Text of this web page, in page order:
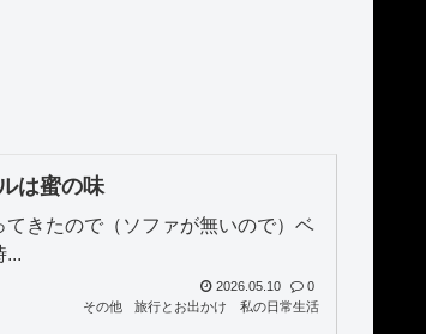
は蜜の味
きたので（ソファが無いので）ベ
...
2026.05.10
0
その他
旅行とお出かけ 私の日常生活